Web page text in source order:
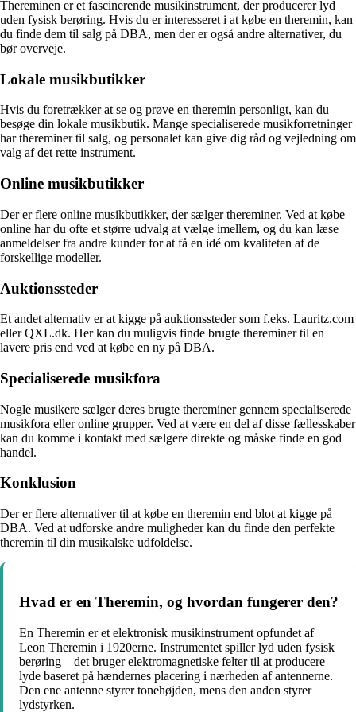
Thereminen er et fascinerende musikinstrument, der producerer lyd
uden fysisk berøring. Hvis du er interesseret i at købe en theremin, kan
du finde dem til salg på DBA, men der er også andre alternativer, du
bør overveje.
Lokale musikbutikker
Hvis du foretrækker at se og prøve en theremin personligt, kan du
besøge din lokale musikbutik. Mange specialiserede musikforretninger
har thereminer til salg, og personalet kan give dig råd og vejledning om
valg af det rette instrument.
Online musikbutikker
Der er flere online musikbutikker, der sælger thereminer. Ved at købe
online har du ofte et større udvalg at vælge imellem, og du kan læse
anmeldelser fra andre kunder for at få en idé om kvaliteten af de
forskellige modeller.
Auktionssteder
Et andet alternativ er at kigge på auktionssteder som f.eks. Lauritz.com
eller QXL.dk. Her kan du muligvis finde brugte thereminer til en
lavere pris end ved at købe en ny på DBA.
Specialiserede musikfora
Nogle musikere sælger deres brugte thereminer gennem specialiserede
musikfora eller online grupper. Ved at være en del af disse fællesskaber
kan du komme i kontakt med sælgere direkte og måske finde en god
handel.
Konklusion
Der er flere alternativer til at købe en theremin end blot at kigge på
DBA. Ved at udforske andre muligheder kan du finde den perfekte
theremin til din musikalske udfoldelse.
Hvad er en Theremin, og hvordan fungerer den?
En Theremin er et elektronisk musikinstrument opfundet af
Leon Theremin i 1920erne. Instrumentet spiller lyd uden fysisk
berøring – det bruger elektromagnetiske felter til at producere
lyde baseret på hændernes placering i nærheden af antennerne.
Den ene antenne styrer tonehøjden, mens den anden styrer
lydstyrken.